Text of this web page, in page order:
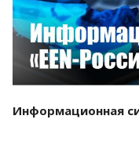
Информационная